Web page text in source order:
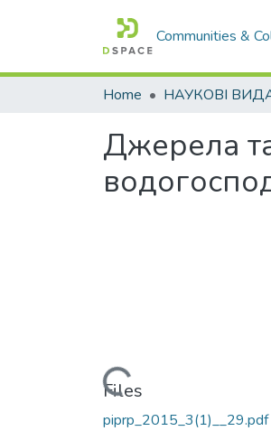
Communities &
Home
Джерела
Loading...
Files
piprp_2015_3(1)__29.pdf